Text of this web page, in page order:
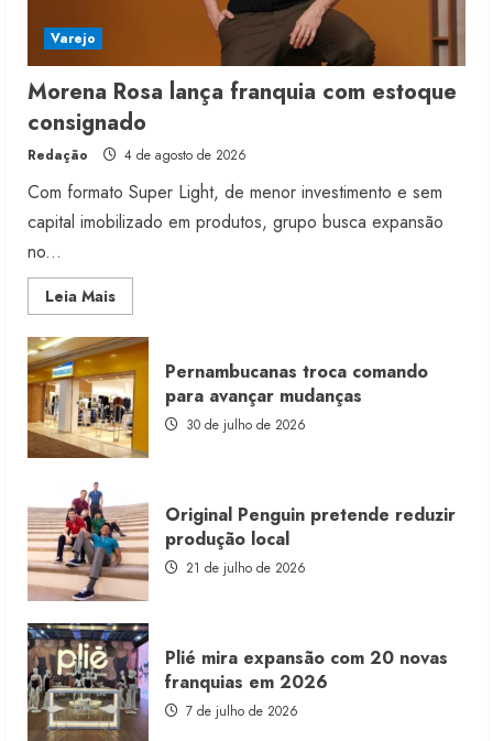
Varejo
Morena Rosa lança franquia com estoque
consignado
Redação 4 de agosto de 2026
Com formato Super Light, de menor investimento e sem
capital imobilizado em produtos, grupo busca expansão
no...
Leia MaisRead
more
Morena
Rosa
lança
franquia
com
estoque
consignado
Pernambucanas troca comando
para avançar mudanças
30 de julho de 2026
Original Penguin pretende reduzir
produção local
21 de julho de 2026
Plié mira expansão com 20 novas
franquias em 2026
7 de julho de 2026